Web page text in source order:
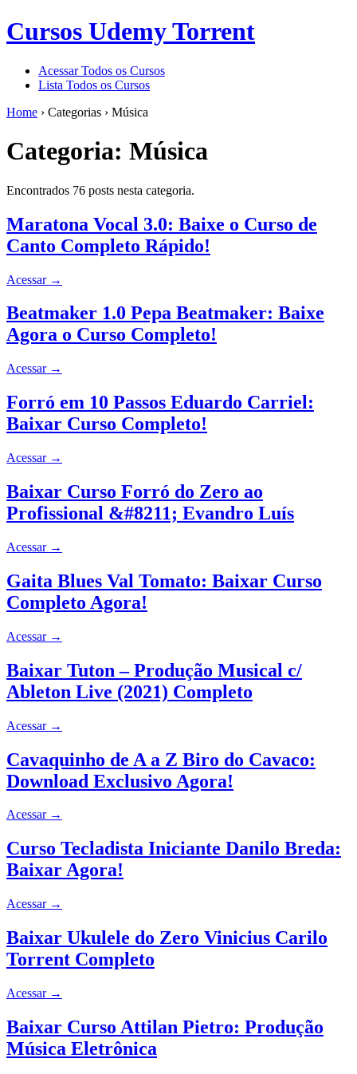
Cursos Udemy Torrent
Acessar Todos os Cursos
Lista Todos os Cursos
Home › Categorias › Música
Categoria: Música
Encontrados 76 posts nesta categoria.
Maratona Vocal 3.0: Baixe o Curso de
Canto Completo Rápido!
Acessar →
Beatmaker 1.0 Pepa Beatmaker: Baixe
Agora o Curso Completo!
Acessar →
Forró em 10 Passos Eduardo Carriel:
Baixar Curso Completo!
Acessar →
Baixar Curso Forró do Zero ao
Profissional &#8211; Evandro Luís
Acessar →
Gaita Blues Val Tomato: Baixar Curso
Completo Agora!
Acessar →
Baixar Tuton – Produção Musical c/
Ableton Live (2021) Completo
Acessar →
Cavaquinho de A a Z Biro do Cavaco:
Download Exclusivo Agora!
Acessar →
Curso Tecladista Iniciante Danilo Breda:
Baixar Agora!
Acessar →
Baixar Ukulele do Zero Vinicius Carilo
Torrent Completo
Acessar →
Baixar Curso Attilan Pietro: Produção
Música Eletrônica